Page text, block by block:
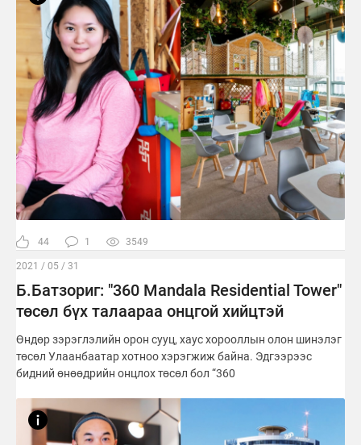
44 1 3549
2021 / 05 / 31
Б.Батзориг: "360 Mandala Residential Tower"
төсөл бүх талаараа онцгой хийцтэй
Өндөр зэрэглэлийн орон сууц, хаус хорооллын олон шинэлэг
төсөл Улаанбаатар хотноо хэрэгжиж байна. Эдгээрээс
бидний өнөөдрийн онцлох төсөл бол “360